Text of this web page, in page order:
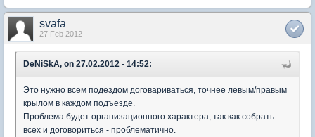
svafa
27 Feb 2012
DeNiSkA, on 27.02.2012 - 14:52:
Это нужно всем подездом договариваться, точнее левым/правым
крылом в каждом подъезде.
Проблема будет организационного характера, так как собрать
всех и договориться - проблематично.